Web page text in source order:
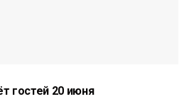
гостей 20 июня